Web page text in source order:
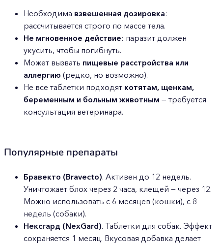
Необходима взвешенная дозировка:
рассчитывается строго по массе тела.
Не мгновенное действие: паразит должен
укусить, чтобы погибнуть.
Может вызвать пищевые расстройства или
аллергию (редко, но возможно).
Не все таблетки подходят котятам, щенкам,
беременным и больным животным — требуется
консультация ветеринара.
Популярные препараты
Бравекто (Bravecto). Активен до 12 недель.
Уничтожает блох через 2 часа, клещей — через 12.
Можно использовать с 6 месяцев (кошки), с 8
недель (собаки).
Нексгард (NexGard). Таблетки для собак. Эффект
сохраняется 1 месяц. Вкусовая добавка делает